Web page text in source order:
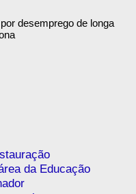
desemprego de longa
da Educação